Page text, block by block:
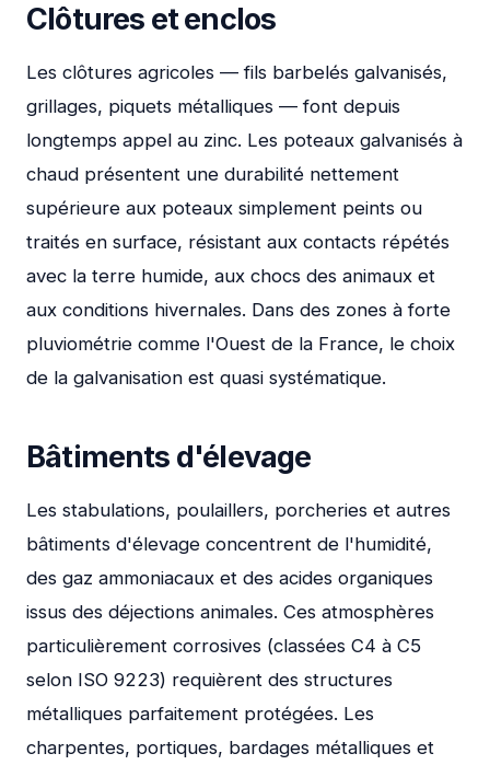
Clôtures et enclos
Les clôtures agricoles — fils barbelés galvanisés,
grillages, piquets métalliques — font depuis
longtemps appel au zinc. Les poteaux galvanisés à
chaud présentent une durabilité nettement
supérieure aux poteaux simplement peints ou
traités en surface, résistant aux contacts répétés
avec la terre humide, aux chocs des animaux et
aux conditions hivernales. Dans des zones à forte
pluviométrie comme l'Ouest de la France, le choix
de la galvanisation est quasi systématique.
Bâtiments d'élevage
Les stabulations, poulaillers, porcheries et autres
bâtiments d'élevage concentrent de l'humidité,
des gaz ammoniacaux et des acides organiques
issus des déjections animales. Ces atmosphères
particulièrement corrosives (classées C4 à C5
selon ISO 9223) requièrent des structures
métalliques parfaitement protégées. Les
charpentes, portiques, bardages métalliques et